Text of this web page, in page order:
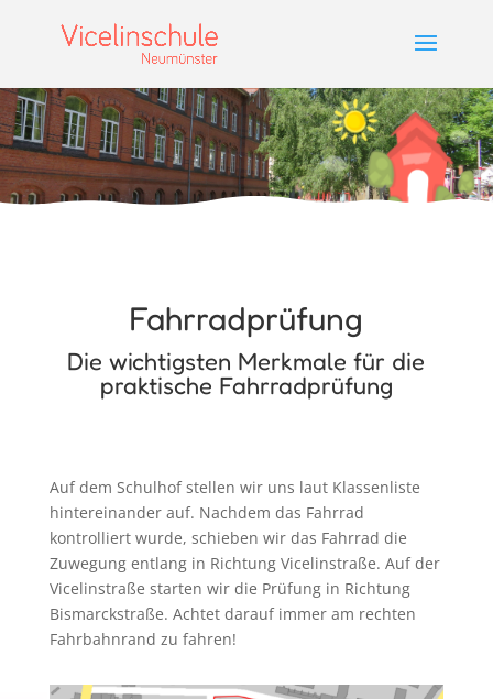
Fahrradprüfung
Die wichtigsten Merkmale für die
praktische Fahrradprüfung
Auf dem Schulhof stellen wir uns laut Klassenliste
hintereinander auf. Nachdem das Fahrrad
kontrolliert wurde, schieben wir das Fahrrad die
Zuwegung entlang in Richtung Vicelinstraße. Auf der
Vicelinstraße starten wir die Prüfung in Richtung
Bismarckstraße. Achtet darauf immer am rechten
Fahrbahnrand zu fahren!